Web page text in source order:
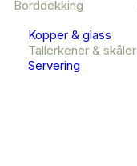
Borddekking
Kopper & glass
Tallerkener & skåler
Servering